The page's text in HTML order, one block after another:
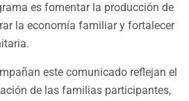
es fomentar la producción de
la economía familiar y fortalecer
este comunicado reflejan el
de las familias participantes,